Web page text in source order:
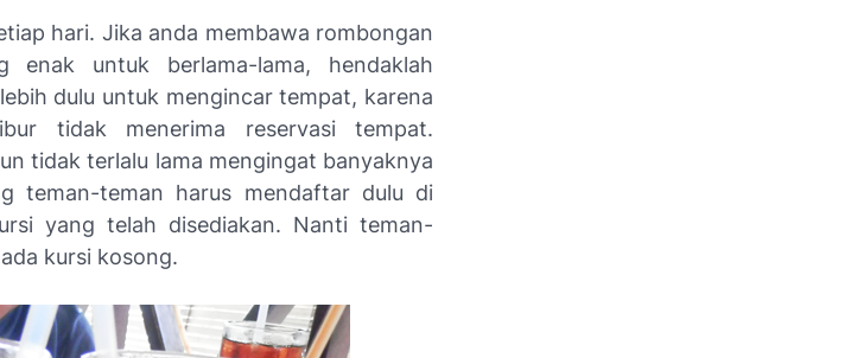
hari. Jika anda membawa rombongan
untuk berlama-lama, hendaklah
dulu untuk mengincar tempat, karena
tidak menerima reservasi tempat.
tidak terlalu lama mengingat banyaknya
teman-teman harus mendaftar dulu di
yang telah disediakan. Nanti teman-
kursi kosong.